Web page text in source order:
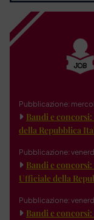
Pubblicazione:
Bandi e
della Repubblica
Pubblicazione:
Bandi e
Ufficiale della
Pubblicazione:
Bandi e